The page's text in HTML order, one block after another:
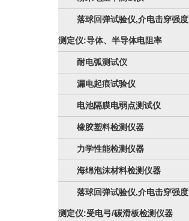
落球回弹试验仪,介电击穿强度
测定仪:导体、半导体电阻率
耐电弧测试仪
漏电起痕试验仪
电池隔膜电弱点测试仪
橡胶塑料检测仪器
力学性能检测仪器
海绵泡沫材料检测仪器
落球回弹试验仪,介电击穿强度
测定仪:受电弓/碳滑板检测仪器